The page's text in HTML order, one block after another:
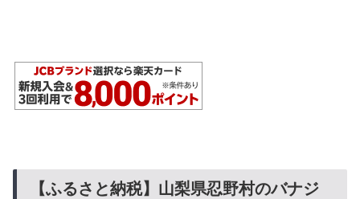
【ふるさと納税】山梨県忍野村のバナジ